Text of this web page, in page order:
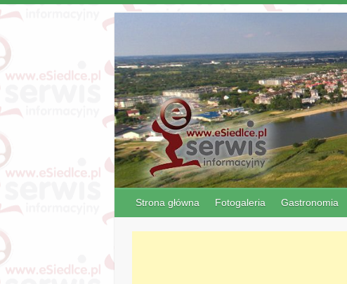
Strona główna Fotogaleria Gastronomia